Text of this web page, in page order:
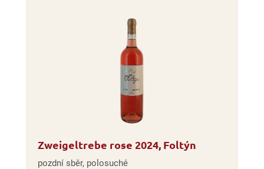
Zweigeltrebe rose 2024, Foltýn
pozdní sběr, polosuché